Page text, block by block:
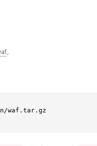
。
waf.tar.gz